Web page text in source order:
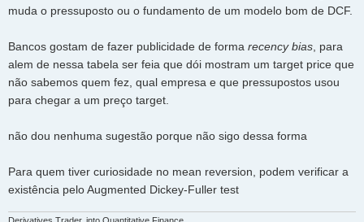
muda o pressuposto ou o fundamento de um modelo bom de DCF.
Bancos gostam de fazer publicidade de forma recency bias , para
alem de nessa tabela ser feia que dói mostram um target price que
não sabemos quem fez, qual empresa e que pressupostos usou
para chegar a um preço target.
não dou nenhuma sugestão porque não sigo dessa forma
Para quem tiver curiosidade no mean reversion, podem verificar a
existência pelo Augmented Dickey-Fuller test